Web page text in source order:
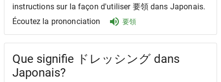
instructions sur la façon d'utiliser 要領 dans Japonais.
Écoutez la prononciation
要領
Que signifie ドレッシング dans
Japonais?